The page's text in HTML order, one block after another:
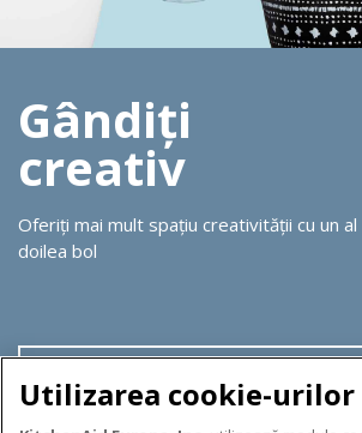
Gândiți
creativ
Oferiți mai mult spațiu creativității cu un al
doilea bol
Utilizarea cookie-urilor